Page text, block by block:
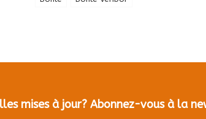
mises à jour? Abonnez-vous à la